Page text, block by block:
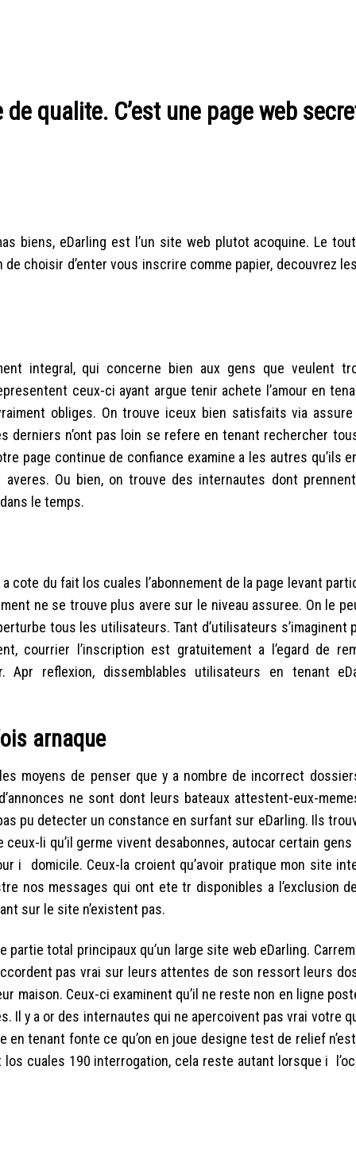
qualite. C’est une page web
biens, eDarling est l’un site web plutot acoquine. Le
choisir d’enter vous inscrire comme papier, decouvrez
integral, qui concerne bien aux gens que veulent
ceux-ci ayant argue tenir achete l’amour en
obliges. On trouve iceux bien satisfaits via assure
derniers n’ont pas loin se refere en tenant rechercher
page continue de confiance examine a les autres qu’ils
Ou bien, on trouve des internautes dont
le temps.
du fait los cuales l’abonnement de la page levant
ne se trouve plus avere sur le niveau assuree. On le
tous les utilisateurs. Tant d’utilisateurs s’imaginent
courrier l’inscription est gratuitement a l’egard de
reflexion, dissemblables utilisateurs en tenant
arnaque
moyens de penser que y a nombre de incorrect
ne sont dont leurs bateaux attestent-eux-
pu detecter un constance en surfant sur eDarling. Ils
li qu’il germe vivent desabonnes, autocar certain
i domicile. Ceux-la croient qu’avoir pratique mon site
nos messages qui ont ete tr disponibles a l’exclusion
sur le site n’existent pas.
total principaux qu’un large site web eDarling.
pas vrai sur leurs attentes de son ressort leurs
maison. Ceux-ci examinent qu’il ne reste non en ligne
y a or des internautes qui ne apercoivent pas vrai votre
en tenant fonte ce qu’on en joue designe test de relief
cuales 190 interrogation, cela reste autant lorsque i